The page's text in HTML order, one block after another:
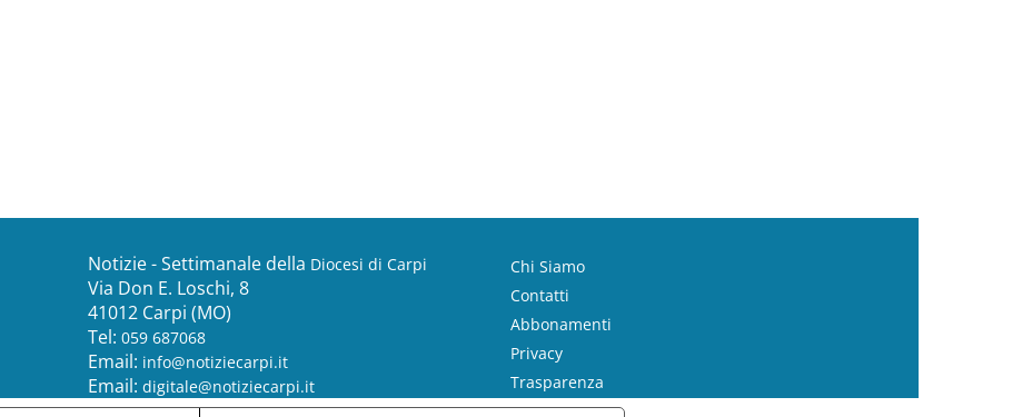
Notizie - Settimanale della Diocesi di Carpi
Via Don E. Loschi, 8
41012 Carpi (MO)
Tel:059 687068
Email: info@notiziecarpi.it
Email:digitale@notiziecarpi.it
Chi Siamo
Contatti
Abbonamenti
Privacy
Trasparenza